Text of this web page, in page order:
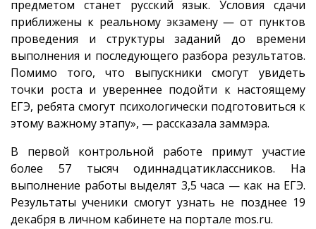
предметом станет русский язык. Условия сдачи
приближены к реальному экзамену ― от пунктов
проведения и структуры заданий до времени
выполнения и последующего разбора результатов.
Помимо того, что выпускники смогут увидеть
точки роста и увереннее подойти к настоящему
ЕГЭ, ребята смогут психологически подготовиться к
этому важному этапу», — рассказала заммэра.
В первой контрольной работе примут участие
более 57 тысяч одиннадцатиклассников. На
выполнение работы выделят 3,5 часа — как на ЕГЭ.
Результаты ученики смогут узнать не позднее 19
декабря в личном кабинете на портале mos.ru.